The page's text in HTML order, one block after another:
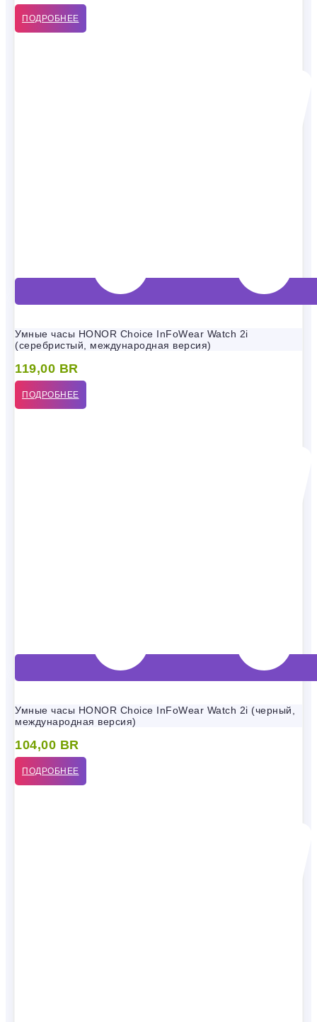
ПОДРОБНЕЕ
Умные часы HONOR Choice InFoWear Watch 2i
(серебристый, международная версия)
119,00 BR
ПОДРОБНЕЕ
Умные часы HONOR Choice InFoWear Watch 2i (черный,
международная версия)
104,00 BR
ПОДРОБНЕЕ